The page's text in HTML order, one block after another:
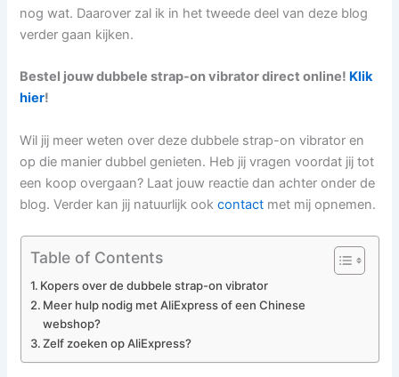
nog wat. Daarover zal ik in het tweede deel van deze blog
verder gaan kijken.
Bestel jouw dubbele strap-on vibrator direct online! Klik
hier!
Wil jij meer weten over deze dubbele strap-on vibrator en
op die manier dubbel genieten. Heb jij vragen voordat jij tot
een koop overgaan? Laat jouw reactie dan achter onder de
blog. Verder kan jij natuurlijk ookcontact met mij opnemen.
Table of Contents
Kopers over de dubbele strap-on vibrator
Meer hulp nodig met AliExpress of een Chinese
webshop?
Zelf zoeken op AliExpress?